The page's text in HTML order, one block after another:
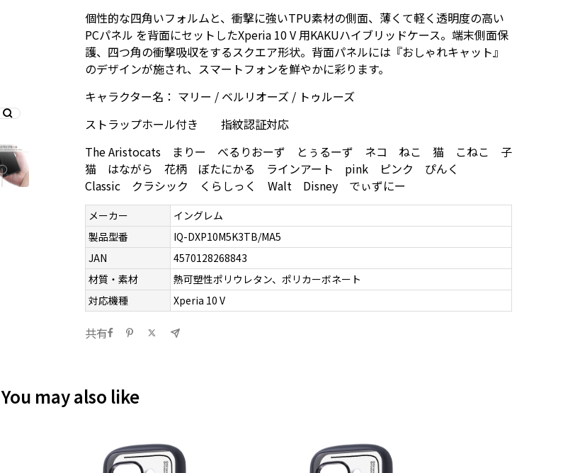
個性的な四角いフォルムと、衝撃に強いTPU素材の側面、薄くて軽く透明度の高い
PCパネル を背面にセットしたXperia 10 V 用KAKUハイブリッドケース。端末側面保
護、四つ角の衝撃吸収をするスクエア形状。背面パネルには『おしゃれキャット』
のデザインが施され、スマートフォンを鮮やかに彩ります。
キャラクター名： マリー / ベルリオーズ / トゥルーズ
ストラップホール付き 指紋認証対応
The Aristocats まりー べるりおーず とぅるーず ネコ ねこ 猫 こねこ 子
猫 はながら 花柄 ぼたにかる ラインアート pink ピンク ぴんく
Classic クラシック くらしっく Walt Disney でぃずにー
メーカー
イングレム
製品型番
IQ-DXP10M5K3TB/MA5
JAN
4570128268843
材質・素材
熱可塑性ポリウレタン、ポリカーボネート
対応機種
Xperia 10 V
共有
You may also like